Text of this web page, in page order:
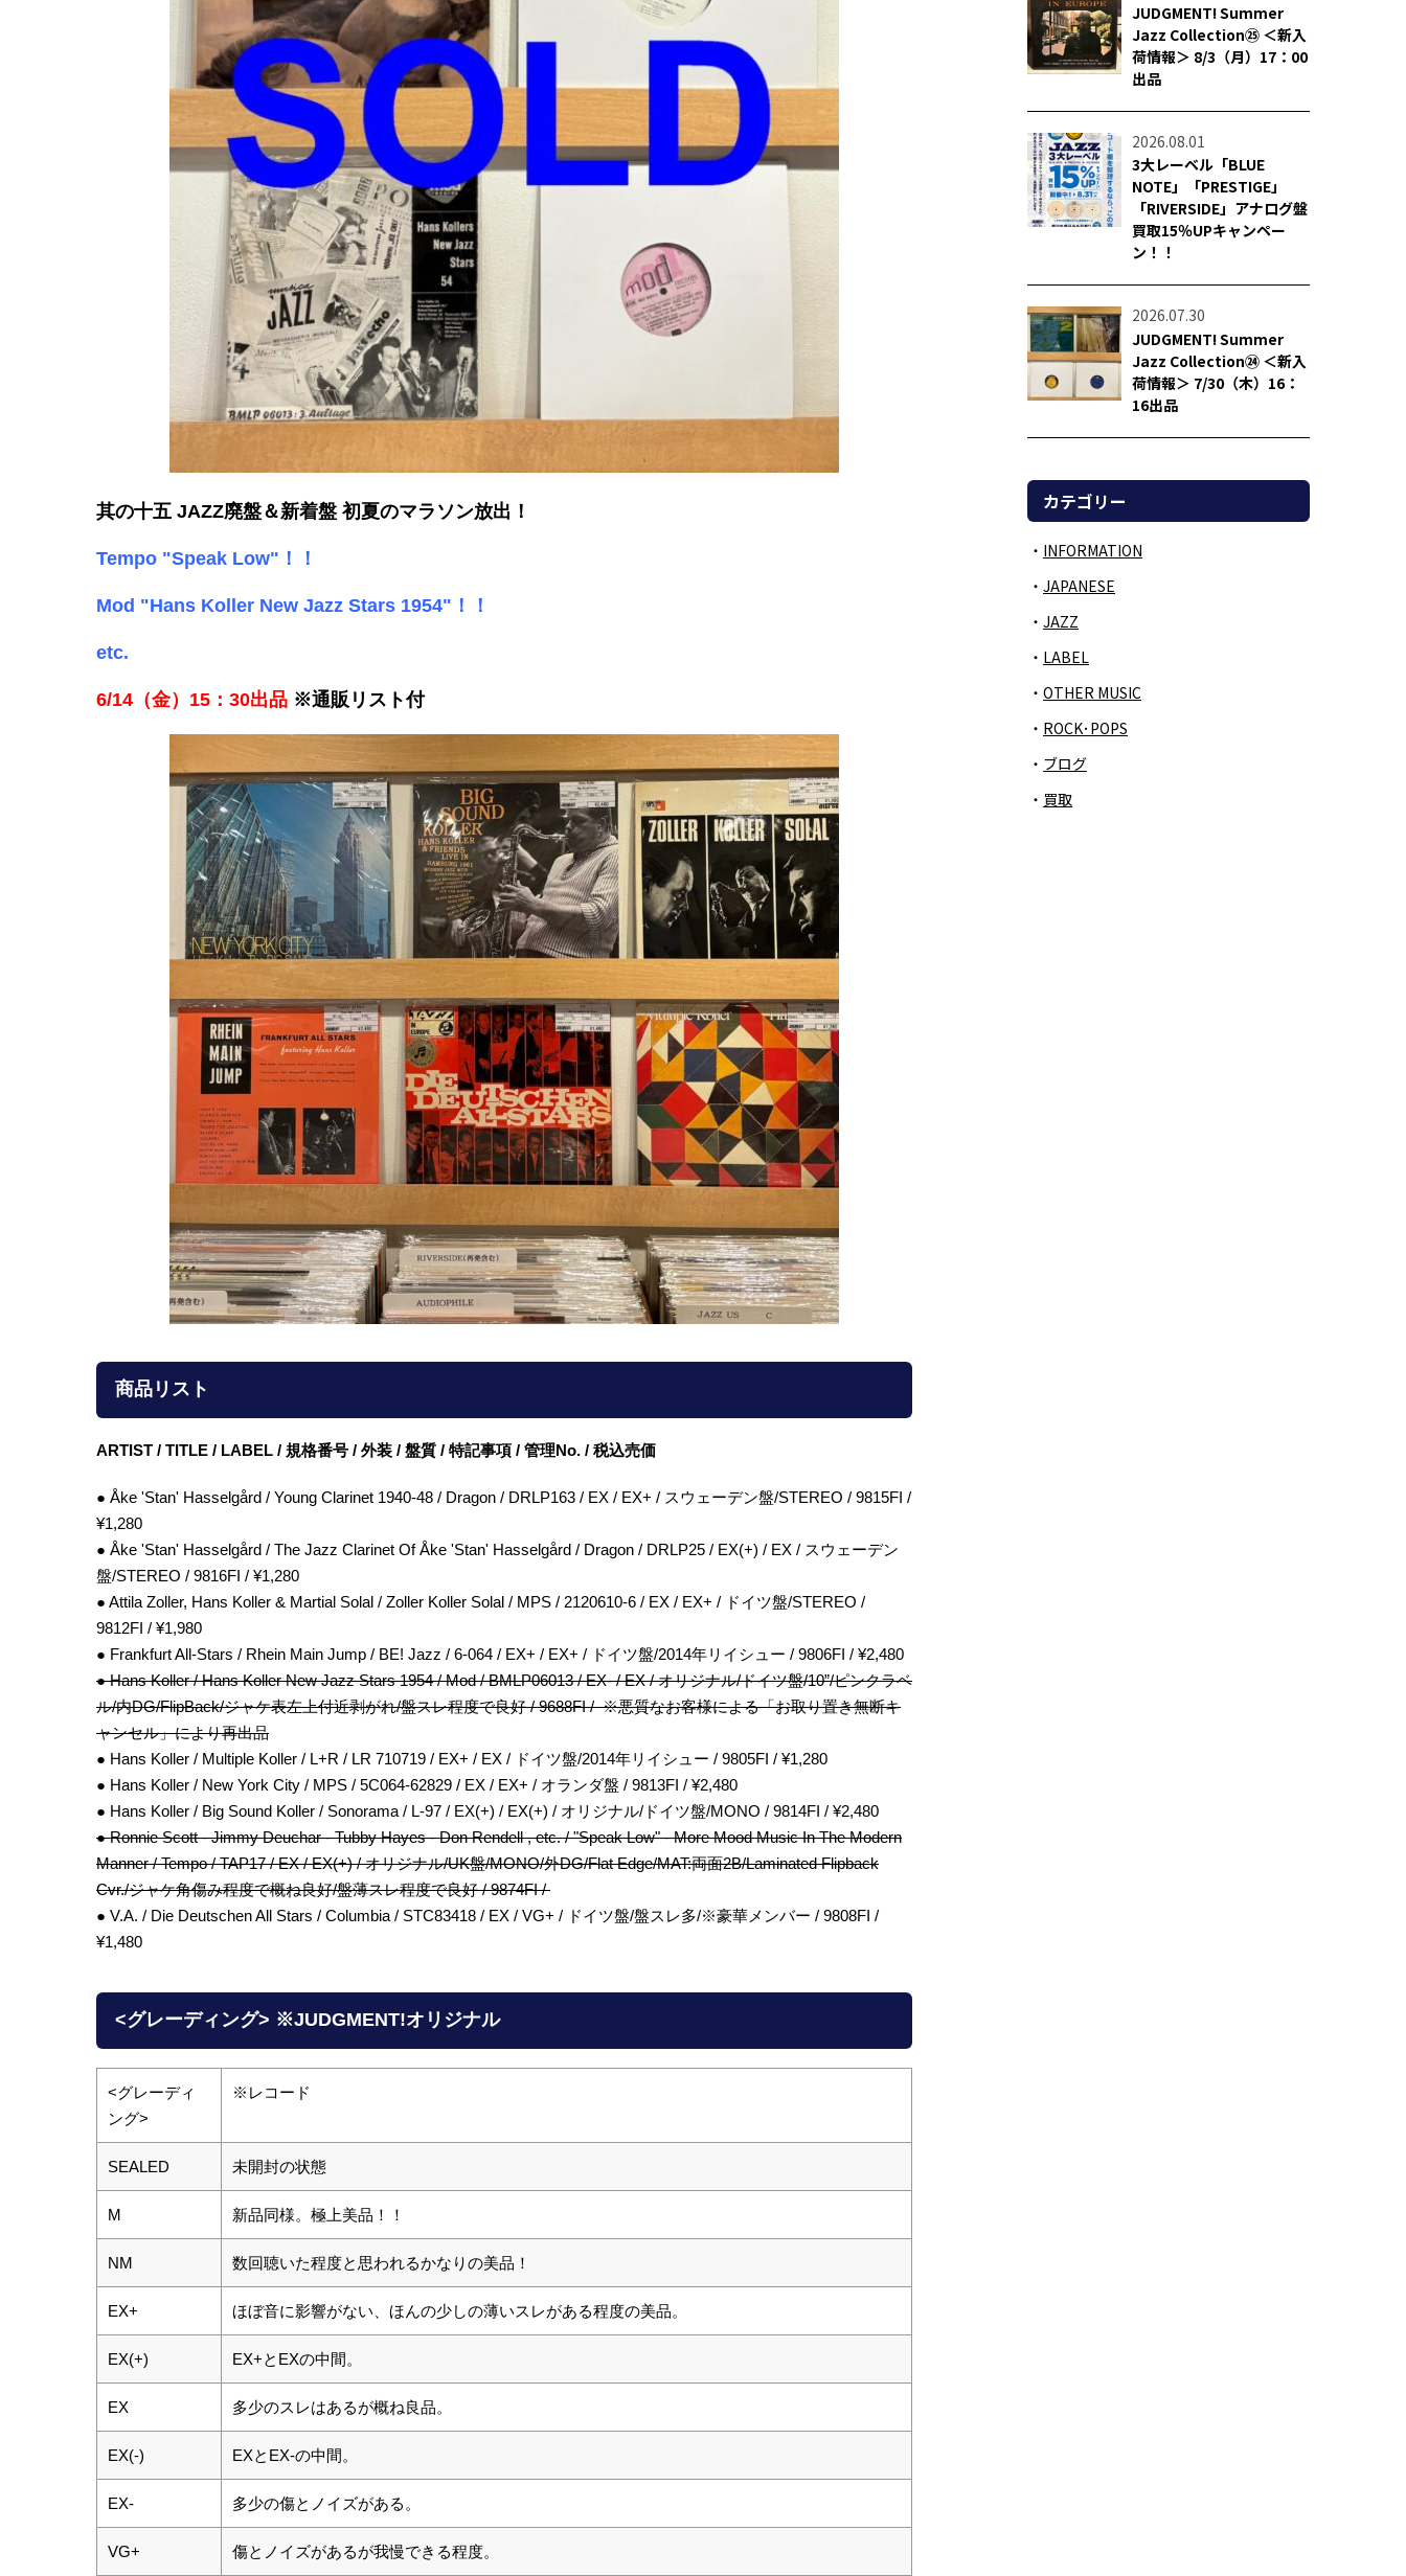
其の十五 JAZZ廃盤＆新着盤 初夏のマラソン放出！
Tempo "Speak Low"！！
Mod "Hans Koller New Jazz Stars 1954"！！
etc.
6/14（金）15：30出品 ※通販リスト付
商品リスト
ARTIST / TITLE / LABEL / 規格番号 / 外装 / 盤質 / 特記事項 / 管理No. / 税込売価
● Åke 'Stan' Hasselgård / Young Clarinet 1940-48 / Dragon / DRLP163 / EX / EX+ / スウェーデン盤/STEREO / 9815FI /
¥1,280
● Åke 'Stan' Hasselgård / The Jazz Clarinet Of Åke 'Stan' Hasselgård / Dragon / DRLP25 / EX(+) / EX / スウェーデン
盤/STEREO / 9816FI / ¥1,280
● Attila Zoller, Hans Koller & Martial Solal / Zoller Koller Solal / MPS / 2120610-6 / EX / EX+ / ドイツ盤/STEREO /
9812FI / ¥1,980
● Frankfurt All-Stars / Rhein Main Jump / BE! Jazz / 6-064 / EX+ / EX+ / ドイツ盤/2014年リイシュー / 9806FI / ¥2,480
● Hans Koller / Hans Koller New Jazz Stars 1954 / Mod / BMLP06013 / EX- / EX / オリジナル/ドイツ盤/10”/ピンクラベ
ル/内DG/FlipBack/ジャケ表左上付近剥がれ/盤スレ程度で良好 / 9688FI / ※悪質なお客様による「お取り置き無断キ
ャンセル」により再出品
● Hans Koller / Multiple Koller / L+R / LR 710719 / EX+ / EX / ドイツ盤/2014年リイシュー / 9805FI / ¥1,280
● Hans Koller / New York City / MPS / 5C064-62829 / EX / EX+ / オランダ盤 / 9813FI / ¥2,480
● Hans Koller / Big Sound Koller / Sonorama / L-97 / EX(+) / EX(+) / オリジナル/ドイツ盤/MONO / 9814FI / ¥2,480
● Ronnie Scott - Jimmy Deuchar - Tubby Hayes - Don Rendell , etc. / "Speak Low" - More Mood Music In The Modern
Manner / Tempo / TAP17 / EX / EX(+) / オリジナル/UK盤/MONO/外DG/Flat Edge/MAT:両面2B/Laminated Flipback
Cvr./ジャケ角傷み程度で概ね良好/盤薄スレ程度で良好 / 9874FI /
● V.A. / Die Deutschen All Stars / Columbia / STC83418 / EX / VG+ / ドイツ盤/盤スレ多/※豪華メンバー / 9808FI /
¥1,480
<グレーディング> ※JUDGMENT!オリジナル
<グレーディ
ング>
※レコード
SEALED 未開封の状態
M 新品同様。極上美品！！
NM 数回聴いた程度と思われるかなりの美品！
EX+ ほぼ音に影響がない、ほんの少しの薄いスレがある程度の美品。
EX(+) EX+とEXの中間。
EX 多少のスレはあるが概ね良品。
EX(-) EXとEX-の中間。
EX- 多少の傷とノイズがある。
VG+ 傷とノイズがあるが我慢できる程度。
JUDGMENT! Summer
Jazz Collection㉕ ＜新入
荷情報＞ 8/3（月）17：00
出品
2026.08.01
3大レーベル「BLUE
NOTE」「PRESTIGE」
「RIVERSIDE」アナログ盤
買取15％UPキャンペー
ン！！
2026.07.30
JUDGMENT! Summer
Jazz Collection㉔ ＜新入
荷情報＞ 7/30（木）16：
16出品
カテゴリー
INFORMATION
JAPANESE
JAZZ
LABEL
OTHER MUSIC
ROCK･POPS
ブログ
買取